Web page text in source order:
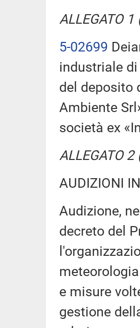
ALLEGATO
5-02699
industriale
del deposito
Ambiente
società ex
ALLEGATO
AUDIZIONI
Audizione,
decreto del
e misure
gestione